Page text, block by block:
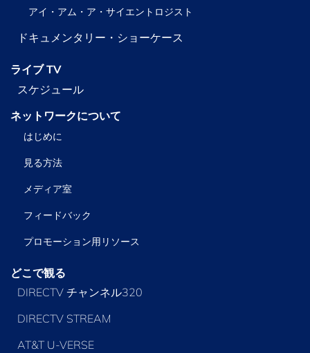
アイ・アム・ア・サイエントロジスト
ドキュメンタリー・ショーケース
ライブ TV
スケジュール
ネットワークについて
はじめに
見る方法
メディア室
フィードバック
プロモーション用リソース
どこで観る
DIRECTV チャンネル320
DIRECTV STREAM
AT&T U-VERSE